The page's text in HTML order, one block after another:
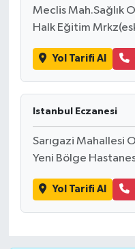
Meclis Mah.Sağlık
Halk Eğitim
Yol Tarifi Al
Istanbul Eczanesi
Sarıgazi Mahallesi
Yeni Bölge
Yol Tarifi Al